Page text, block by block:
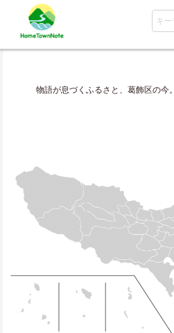
物語が息づくふるさと、葛飾区の今。